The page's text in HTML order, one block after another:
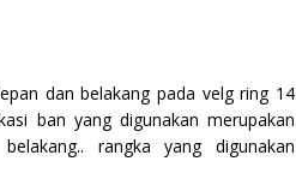
dan belakang pada velg ring 14
ban yang digunakan merupakan
rangka yang digunakan